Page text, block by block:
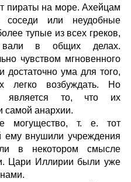
пираты на море. Ахейцам
или неудобные
тупые из всех греков,
в общих делах.
чувством мгновенного
достаточно ума для того,
легко возбуждать. Но
является то, что их
самой анархии.
могущество, т. е. тот
ему внушили учреждения
в некотором смысле
Цари Иллирии были уже